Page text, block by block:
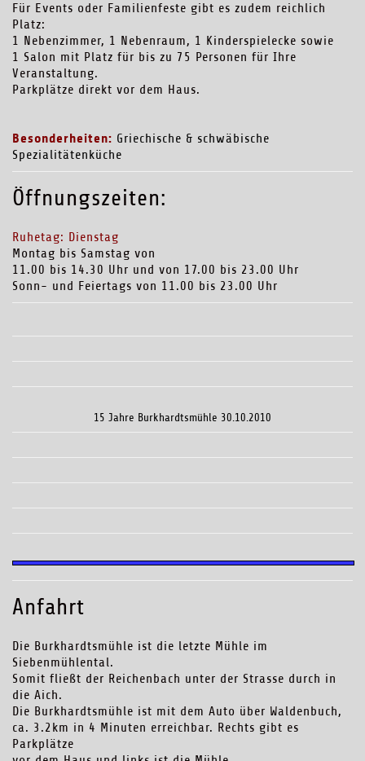
Für Events oder Familienfeste gibt es zudem reichlich
Platz:
1 Nebenzimmer, 1 Nebenraum, 1 Kinderspielecke sowie
1 Salon mit Platz für bis zu 75 Personen für Ihre
Veranstaltung.
Parkplätze direkt vor dem Haus.
Besonderheiten: Griechische & schwäbische
Spezialitätenküche
Öffnungszeiten:
Ruhetag: Dienstag
Montag bis Samstag von
11.00 bis 14.30 Uhr und von 17.00 bis 23.00 Uhr
Sonn- und Feiertags von 11.00 bis 23.00 Uhr
15 Jahre Burkhardtsmühle 30.10.2010
Anfahrt
Die Burkhardtsmühle ist die letzte Mühle im
Siebenmühlental.
Somit fließt der Reichenbach unter der Strasse durch in
die Aich.
Die Burkhardtsmühle ist mit dem Auto über Waldenbuch,
ca. 3.2km in 4 Minuten erreichbar. Rechts gibt es
Parkplätze